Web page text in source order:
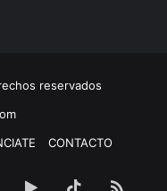
reservados
CONTACTO
Google TikTokRSS